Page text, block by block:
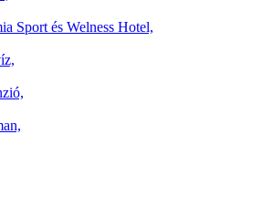
Sport és Welness Hotel,